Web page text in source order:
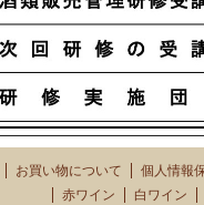
お買い物について
個人情報
赤ワイン
白ワイン